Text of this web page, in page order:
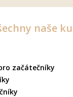
naše
začátečníky